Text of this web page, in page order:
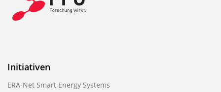
Initiativen
ERA-Net Smart Energy Systems